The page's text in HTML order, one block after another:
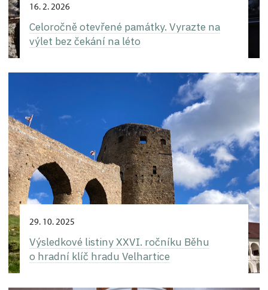
16. 2. 2026
Celoročně otevřené památky. Vyrazte na
výlet bez čekání na léto
29. 10. 2025
Výsledkové listiny XXVI. ročníku Běhu
o hradní klíč hradu Velhartice